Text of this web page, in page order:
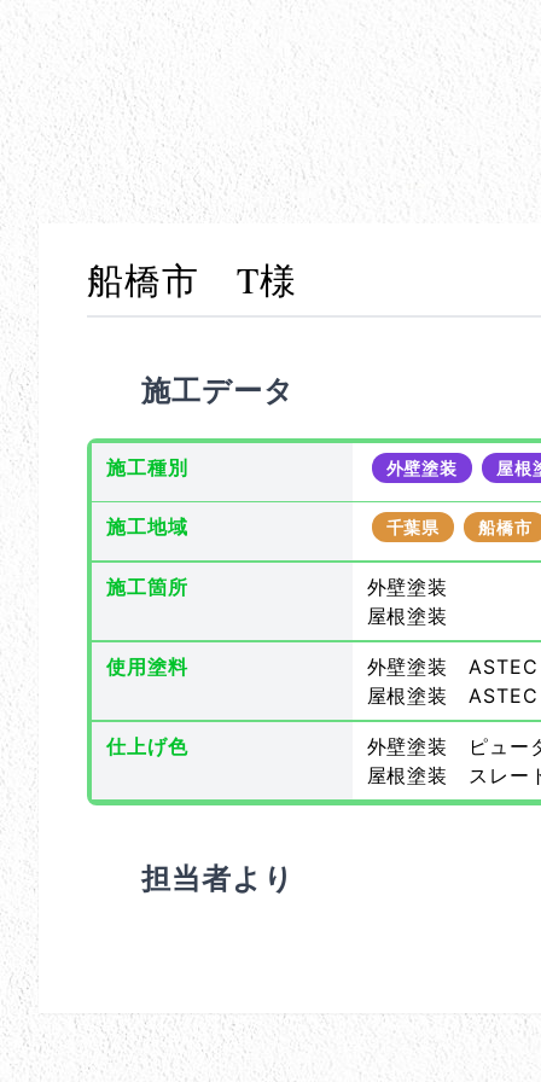
船橋市 T様
施工データ
施工種別 外壁塗装 屋根
施工地域 千葉県 船橋市
施工箇所
外壁塗装
屋根塗装
使用塗料
外壁塗装
屋根塗装
仕上げ色
外壁塗装 ピュー
屋根塗装 スレー
担当者より